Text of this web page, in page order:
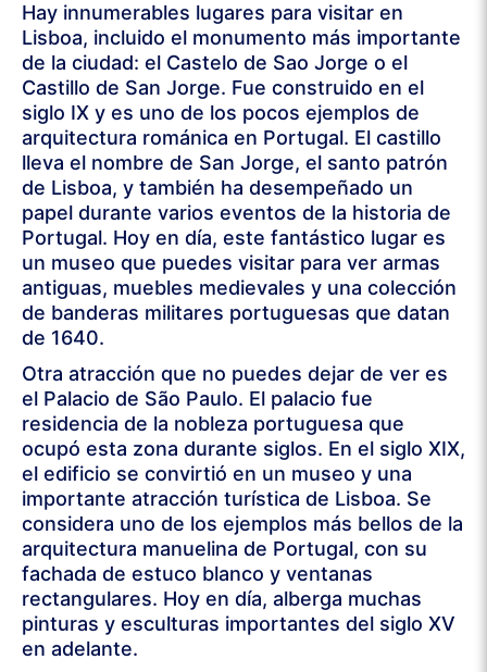
Hay innumerables lugares para visitar en
Lisboa, incluido el monumento más importante
de la ciudad: el Castelo de Sao Jorge o el
Castillo de San Jorge. Fue construido en el
siglo IX y es uno de los pocos ejemplos de
arquitectura románica en Portugal. El castillo
lleva el nombre de San Jorge, el santo patrón
de Lisboa, y también ha desempeñado un
papel durante varios eventos de la historia de
Portugal. Hoy en día, este fantástico lugar es
un museo que puedes visitar para ver armas
antiguas, muebles medievales y una colección
de banderas militares portuguesas que datan
de 1640.
Otra atracción que no puedes dejar de ver es
el Palacio de São Paulo. El palacio fue
residencia de la nobleza portuguesa que
ocupó esta zona durante siglos. En el siglo XIX,
el edificio se convirtió en un museo y una
importante atracción turística de Lisboa. Se
considera uno de los ejemplos más bellos de la
arquitectura manuelina de Portugal, con su
fachada de estuco blanco y ventanas
rectangulares. Hoy en día, alberga muchas
pinturas y esculturas importantes del siglo XV
en adelante.